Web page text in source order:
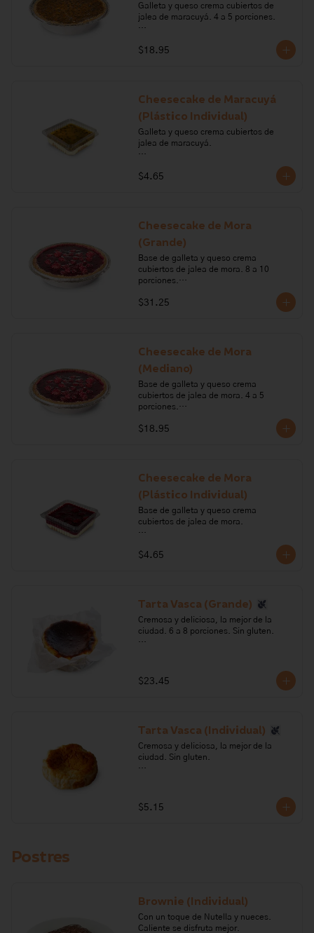
Galleta y queso crema cubiertos de
jalea de maracuyá. 4 a 5 porciones.
crema de leche, margarina, gelatina,
sulfitos, soya.
$18.95
Cheesecake de Maracuyá
(Plástico Individual)
Galleta y queso crema cubiertos de
jalea de maracuyá.
crema de leche, margarina, gelatina,
sulfitos, soya
$4.65
Cheesecake de Mora
(Grande)
Base de galleta y queso crema
cubiertos de jalea de mora. 8 a 10
porciones.
Ingredientes: queso crema, crema de
Alérgenos: Gluten, leche, lactosa,
$31.25
Cheesecake de Mora
(Mediano)
Base de galleta y queso crema
cubiertos de jalea de mora. 4 a 5
porciones.
Ingredientes: queso crema, crema de
Alérgenos: Gluten, leche, lactosa,
$18.95
Cheesecake de Mora
(Plástico Individual)
Base de galleta y queso crema
cubiertos de jalea de mora.
leche, galleta, margarina, gelatina,
sulfitos, soya
$4.65
Tarta Vasca (Grande)
Cremosa y deliciosa, la mejor de la
ciudad. 6 a 8 porciones. Sin gluten.
Alérgenos: leche, lactosa, soya.
$23.45
Tarta Vasca (Individual)
Cremosa y deliciosa, la mejor de la
ciudad. Sin gluten.
Alérgenos: leche, lactosa, soya.
$5.15
Postres
Brownie (Individual)
Con un toque de Nutella y nueces.
Caliente se disfruta mejor.